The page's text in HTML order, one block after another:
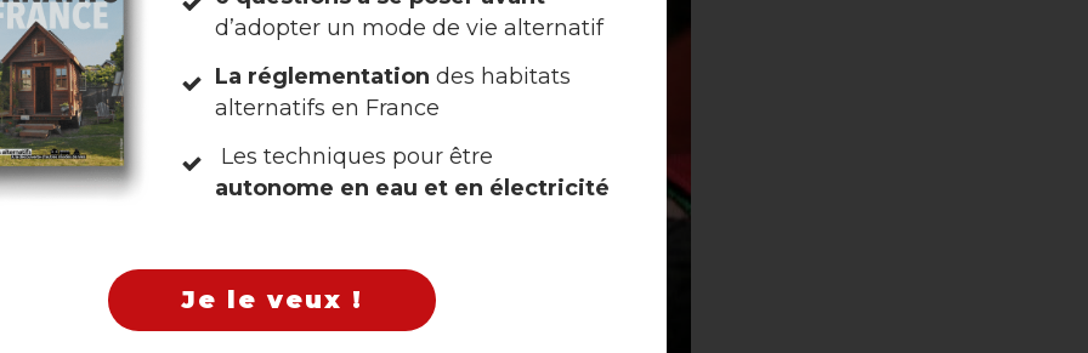
d’adopter un mode de vie alternatif
La réglementation des habitats
alternatifs en France
Les techniques pour être
autonome en eau et en électricité
Je le veux !